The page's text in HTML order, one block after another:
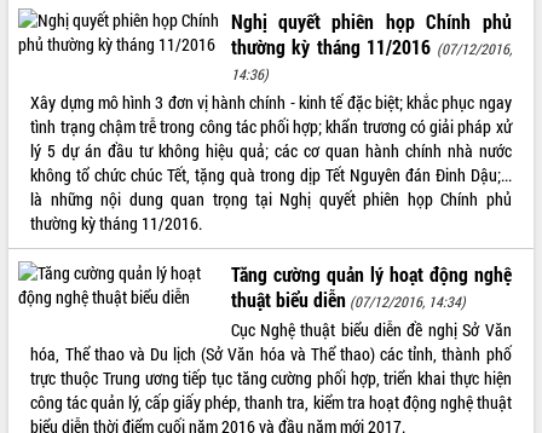
THỐNG KÊ TRUY CẬP
Hôm nay:
4268
Tất cả:
66049591
Nghị quyết phiên họp Chính phủ
thường kỳ tháng 11/2016 (07/12/2016,
14:36)
Xây dựng mô hình 3 đơn vị hành chính - kinh tế đặc biệt; khắc phục ngay
tình trạng chậm trễ trong công tác phối hợp; khẩn trương có giải pháp xử
lý 5 dự án đầu tư không hiệu quả; các cơ quan hành chính nhà nước
không tổ chức chúc Tết, tặng quà trong dịp Tết Nguyên đán Đinh Dậu;...
là những nội dung quan trọng tại Nghị quyết phiên họp Chính phủ
thường kỳ tháng 11/2016.
Tăng cường quản lý hoạt động nghệ
thuật biểu diễn (07/12/2016, 14:34)
Cục Nghệ thuật biểu diễn đề nghị Sở Văn
hóa, Thể thao và Du lịch (Sở Văn hóa và Thể thao) các tỉnh, thành phố
trực thuộc Trung ương tiếp tục tăng cường phối hợp, triển khai thực hiện
công tác quản lý, cấp giấy phép, thanh tra, kiểm tra hoạt động nghệ thuật
biểu diễn thời điểm cuối năm 2016 và đầu năm mới 2017.